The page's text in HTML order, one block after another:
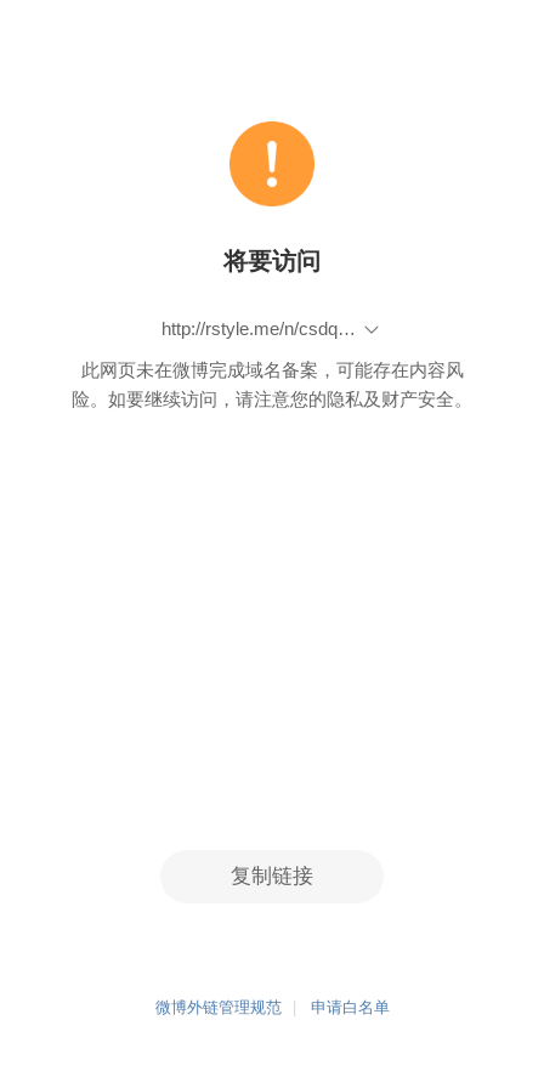
将要访问
http://rstyle.me/n/csdqknbp9if
此网页未在微博完成域名备案，可能存在内容风
险。如要继续访问，请注意您的隐私及财产安全。
复制链接
微博外链管理规范 申请白名单